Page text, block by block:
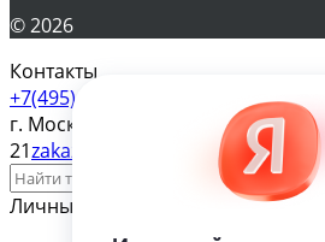
© 2026
Контакты
+7(495) 610-57-17
г. Москва, ул. Яблочкова д.
21zakaz@magazinsemena.ruПн-
Личный кабинет